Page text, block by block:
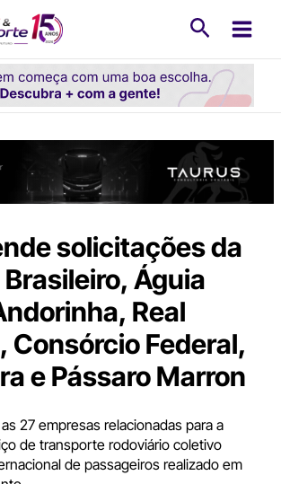
solicitações da
Águia
Real
Consórcio Federal,
e Pássaro Marron
27 empresas relacionadas para a
de transporte rodoviário coletivo
de passageiros realizado em